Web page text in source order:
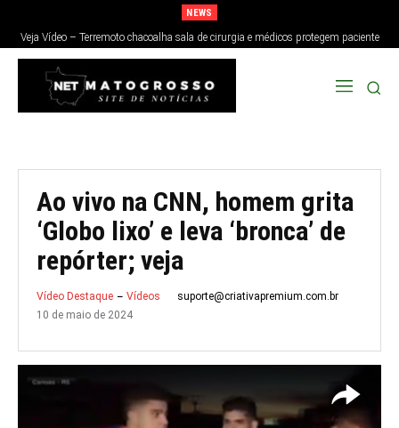
NEWS
Veja Vídeo – Terremoto chacoalha sala de cirurgia e médicos protegem paciente
no Japão; veja
Ao vivo na CNN, homem grita
‘Globo lixo’ e leva ‘bronca’ de
repórter; veja
Vídeo Destaque Vídeos
suporte@criativapremium.com.br
10 de maio de 2024